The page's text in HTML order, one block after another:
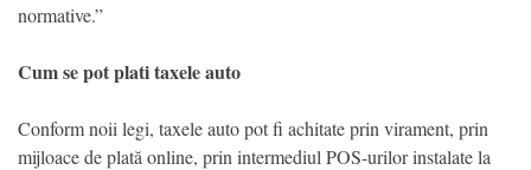
normative.”
Cum se pot plati taxele auto
Conform noii legi, taxele auto pot fi achitate prin virament, prin
mijloace de plată online, prin intermediul POS-urilor instalate la